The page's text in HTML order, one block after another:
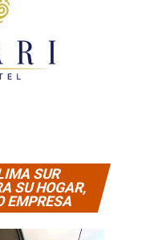
SUR
SU HOGAR,
EMPRESA